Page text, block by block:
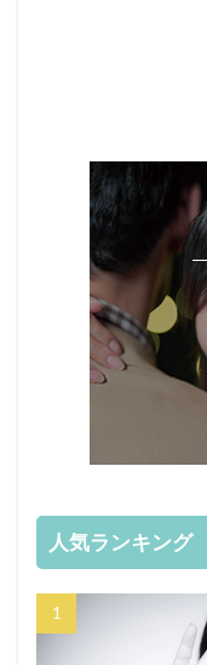
人気ランキング